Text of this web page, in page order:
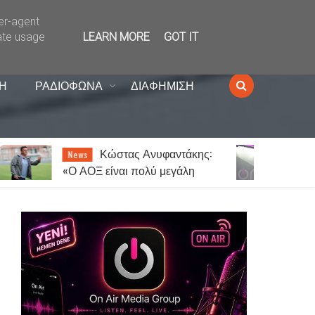
ΡΑΔΙΟΦΩΝΑ ΔΙΑΦΗΜΙΣΗ
Lifestyle
Ποιο από τα δύο
φύλα ξεπερνά τον χωρισμό πιο
agent
usage
LEARN MORE GOT IT